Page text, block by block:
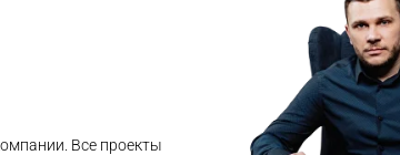
Все проекты